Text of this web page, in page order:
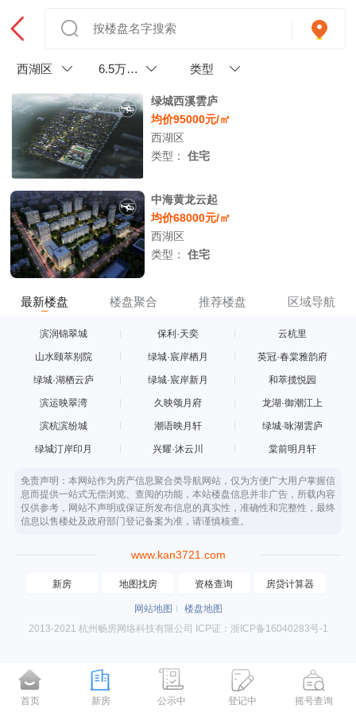
西湖区
6.5万以
类型
绿城西溪雲庐
均价95000元/㎡
西湖区
类型：住宅
中海黄龙云起
均价68000元/㎡
西湖区
类型：住宅
最新楼盘 楼盘聚合 推荐楼盘 区域导航
滨润锦翠城 保利·天奕 云杭里
山水颐萃别院 绿城·宸岸栖月 英冠·春棠雅韵府
绿城·湖栖云庐 绿城·宸岸新月 和萃揽悦园
滨运映翠湾 久映颂月府 龙湖·御潮江上
滨杭滨纷城 潮语映月轩 绿城·咏湖雲庐
绿城汀岸印月 兴耀·沐云川 棠前明月轩
免责声明：本网站作为房产信息聚合类导航网站，仅为方便广大用户掌握信
息而提供一站式无偿浏览、查阅的功能，本站楼盘信息并非广告，所载内容
仅供参考，网站不声明或保证所发布信息的真实性，准确性和完整性，最终
信息以售楼处及政府部门登记备案为准，请谨慎核查。
www.kan3721.com
新房 地图找房 资格查询 房贷计算器
网站地图
楼盘地图
2013-2021 杭州畅房网络科技有限公司 ICP证：浙ICP备16040283号-1
首页 新房 公示中 登记中 摇号查询